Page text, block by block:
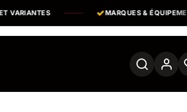
MARQUES & ÉQUIPEMENTS